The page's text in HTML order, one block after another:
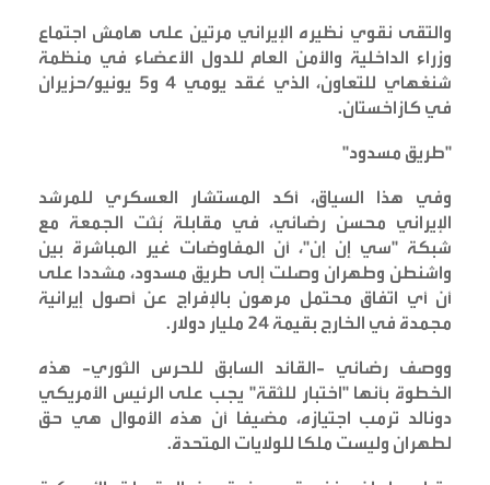
والتقى نقوي نظيره الإيراني مرتين على هامش اجتماع
وزراء الداخلية والأمن العام للدول الأعضاء في منظمة
شنغهاي للتعاون، الذي عُقد يومي 4 و5 يونيو/حزيران
في كازاخستان.
"طريق مسدود"
وفي هذا السياق، أكد المستشار العسكري للمرشد
الإيراني محسن رضائي، في مقابلة بُثت الجمعة مع
شبكة "سي إن إن"، أن المفاوضات غير المباشرة بين
واشنطن وطهران وصلت إلى طريق مسدود، مشددا على
أن أي اتفاق محتمل مرهون بالإفراج عن أصول إيرانية
مجمدة في الخارج بقيمة 24 مليار دولار
.
ووصف رضائي -القائد السابق للحرس الثوري- هذه
الخطوة بأنها "اختبار للثقة" يجب على الرئيس الأمريكي
دونالد ترمب اجتيازه، مضيفا أن هذه الأموال هي حق
لطهران وليست ملكا للولايات المتحدة.